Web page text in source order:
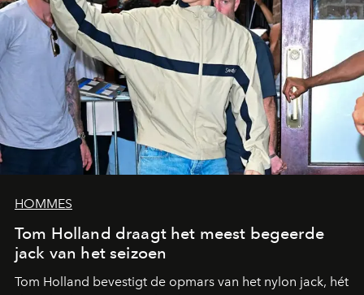
HOMMES
Tom Holland draagt het meest begeerde
jack van het seizoen
Tom Holland bevestigt de opmars van het nylon jack, hét